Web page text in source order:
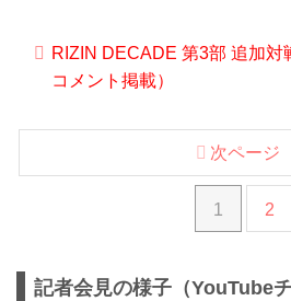
RIZIN DECADE 第3部 追加対
コメント掲載）
1 2
次ページ
記者会見の様子（YouTubeチ